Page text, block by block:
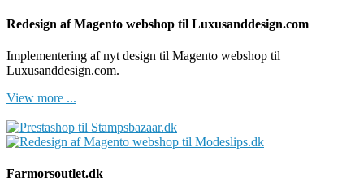
Redesign af Magento webshop til Luxusanddesign.com
Implementering af nyt design til Magento webshop til
Luxusanddesign.com.
View more ...
Farmorsoutlet.dk